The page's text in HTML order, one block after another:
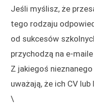
Jeśli myślisz, że
tego rodzaju
od sukcesów
przychodzą na e-
Z jakiegoś
uważają, że ich CV
\